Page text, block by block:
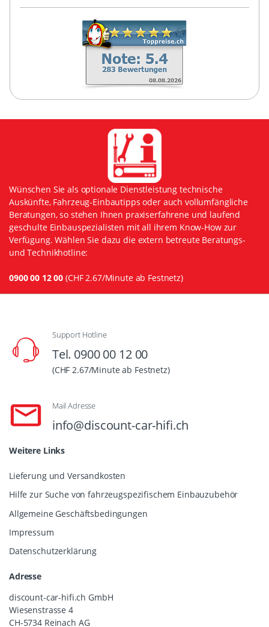
Wünschen Sie als optionale Dienstleistung technische
Auskünfte, Fahrzeug-Einbautipps oder auch vollumfängliche
Beratungen, so stehen Ihnen praxiserfahrene und laufend
geschulte Einbauspezialisten mit all ihrem Know-How zur
Verfügung. Wählen Sie dazu die extern betreute Beratungs-
und Technikhotline:
0900 00 12 00 (CHF 2.67/Minute ab Festnetz)
Support Hotline
Tel. 0900 00 12 00
(CHF 2.67/Minute ab Festnetz)
Mail Adresse
info@discount-car-hifi.ch
Weitere Links
Lieferung und Versandkosten
Hilfe zur Suche von fahrzeugspezifischem Einbauzubehör
Allgemeine Geschäftsbedingungen
Impressum
Datenschutzerklärung
Adresse
discount-car-hifi.ch GmbH
Wiesenstrasse 4
CH-5734 Reinach AG